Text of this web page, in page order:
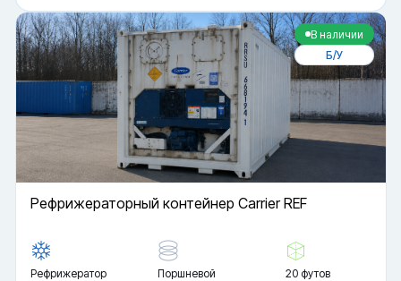
В наличии
Б/У
Рефрижераторный контейнер Carrier REF
Рефрижератор Поршневой 20 футов